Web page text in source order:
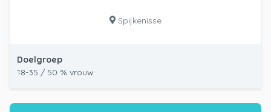
Spijkenisse
Doelgroep
18-35 / 50 % vrouw